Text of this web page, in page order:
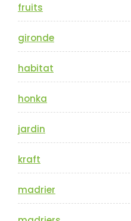
fruits
gironde
habitat
honka
jardin
kraft
madrier